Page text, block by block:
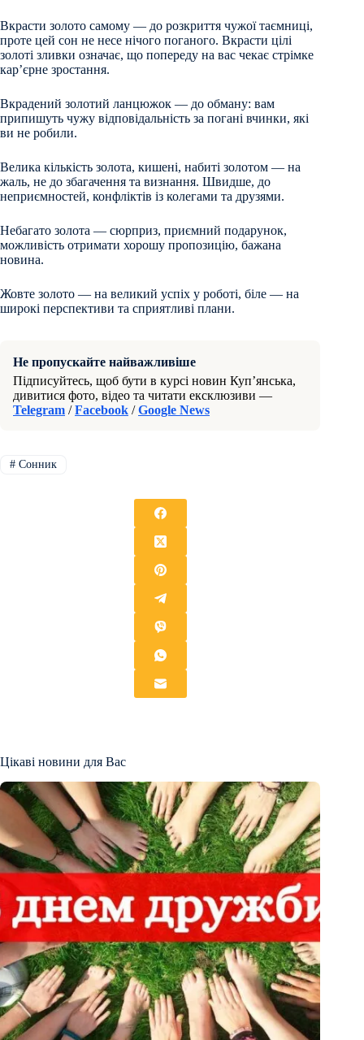
Вкрасти золото самому — до розкриття чужої таємниці,
проте цей сон не несе нічого поганого. Вкрасти цілі
золоті зливки означає, що попереду на вас чекає стрімке
кар’єрне зростання.
Вкрадений золотий ланцюжок — до обману: вам
припишуть чужу відповідальність за погані вчинки, які
ви не робили.
Велика кількість золота, кишені, набиті золотом — на
жаль, не до збагачення та визнання. Швидше, до
неприємностей, конфліктів із колегами та друзями.
Небагато золота — сюрприз, приємний подарунок,
можливість отримати хорошу пропозицію, бажана
новина.
Жовте золото — на великий успіх у роботі, біле — на
широкі перспективи та сприятливі плани.
Не пропускайте найважливіше
Підписуйтесь, щоб бути в курсі новин Куп’янська,
дивитися фото, відео та читати ексклюзиви —
Telegram /Facebook /Google News
#Сонник
Цікаві новини для Вас